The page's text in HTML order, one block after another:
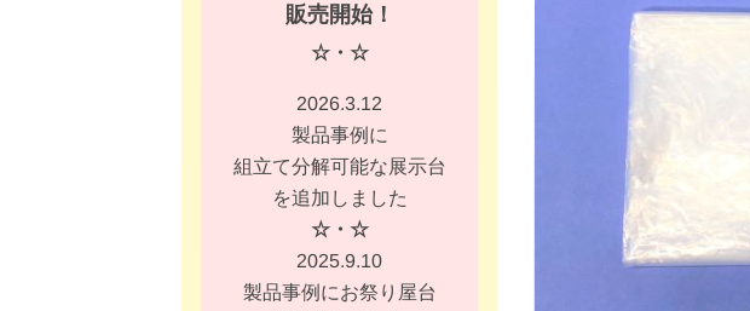
販売開始！
☆・☆
2026.3.12
製品事例に
組立て分解可能な展示台
を追加しました
☆・☆
2025.9.10
製品事例にお祭り屋台